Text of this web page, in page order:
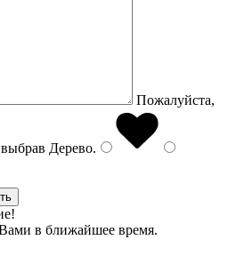
Пожалуйста,
Дерево.
в ближайшее время.